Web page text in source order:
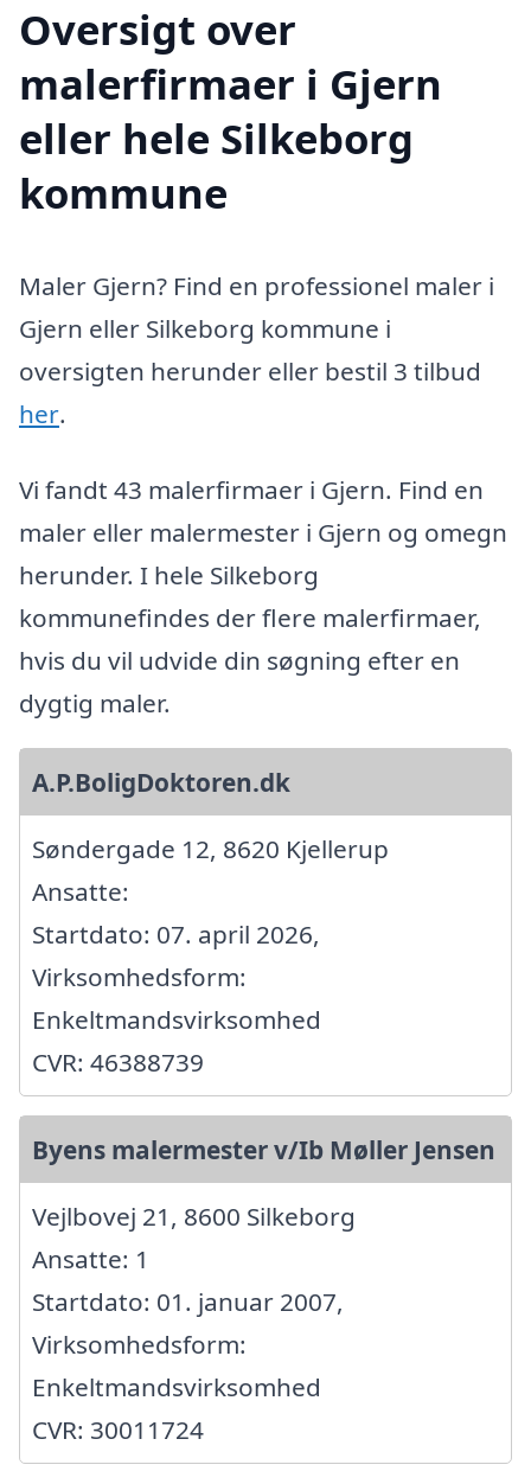
Oversigt over
malerfirmaer i Gjern
eller hele Silkeborg
kommune
Maler Gjern? Find en professionel maler i
Gjern eller Silkeborg kommune i
oversigten herunder eller bestil 3 tilbud
her.
Vi fandt 43 malerfirmaer i Gjern. Find en
maler eller malermester i Gjern og omegn
herunder. I hele Silkeborg
kommunefindes der flere malerfirmaer,
hvis du vil udvide din søgning efter en
dygtig maler.
A.P.BoligDoktoren.dk
Søndergade 12, 8620 Kjellerup
Ansatte:
Startdato: 07. april 2026,
Virksomhedsform:
Enkeltmandsvirksomhed
CVR: 46388739
Byens malermester v/Ib Møller Jensen
Vejlbovej 21, 8600 Silkeborg
Ansatte: 1
Startdato: 01. januar 2007,
Virksomhedsform:
Enkeltmandsvirksomhed
CVR: 30011724